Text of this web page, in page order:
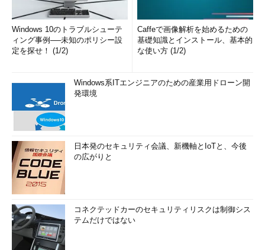
Windows 10のトラブルシューテ
ィング事例──未知のポリシー設
定を探せ！ (1/2)
Caffeで画像解析を始めるための
基礎知識とインストール、基本的
な使い方 (1/2)
Windows系ITエンジニアのための産業用ドローン開
発環境
日本発のセキュリティ会議、新機軸とIoTと、今後
の広がりと
コネクテッドカーのセキュリティリスクは制御シス
テムだけではない